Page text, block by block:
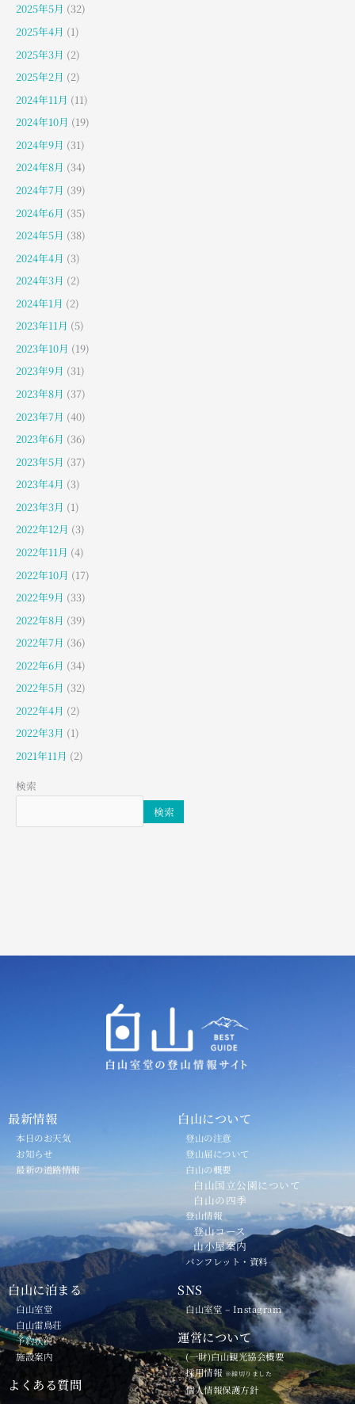
2025年5月 (32)
2025年4月 (1)
2025年3月 (2)
2025年2月 (2)
2024年11月 (11)
2024年10月 (19)
2024年9月 (31)
2024年8月 (34)
2024年7月 (39)
2024年6月 (35)
2024年5月 (38)
2024年4月 (3)
2024年3月 (2)
2024年1月 (2)
2023年11月 (5)
2023年10月 (19)
2023年9月 (31)
2023年8月 (37)
2023年7月 (40)
2023年6月 (36)
2023年5月 (37)
2023年4月 (3)
2023年3月 (1)
2022年12月 (3)
2022年11月 (4)
2022年10月 (17)
2022年9月 (33)
2022年8月 (39)
2022年7月 (36)
2022年6月 (34)
2022年5月 (32)
2022年4月 (2)
2022年3月 (1)
2021年11月 (2)
検索
検索
最新情報
本日のお天気
お知らせ
最新の道路情報
白山について
登山の注意
登山届について
白山の概要
白山国立公園について
白山の四季
登山情報
登山コース
山小屋案内
パンフレット・資料
白山に泊まる
白山室堂
白山雷鳥荘
予約状況
施設案内
よくある質問
SNS
白山室堂 – Instagram
運営について
(一財)白山観光協会概要
採用情報 ※締切りました
個人情報保護方針